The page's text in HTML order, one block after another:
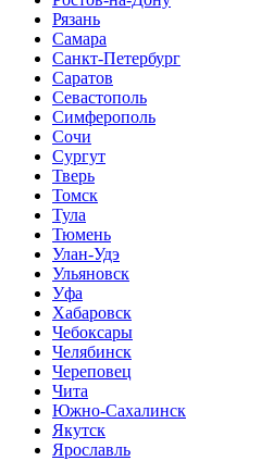
Рязань
Самара
Санкт-Петербург
Саратов
Севастополь
Симферополь
Сочи
Сургут
Тверь
Томск
Тула
Тюмень
Улан-Удэ
Ульяновск
Уфа
Хабаровск
Чебоксары
Челябинск
Череповец
Чита
Южно-Сахалинск
Якутск
Ярославль